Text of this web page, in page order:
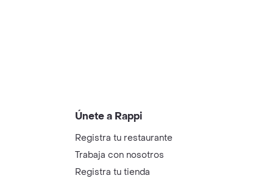
Únete a Rappi
Registra tu restaurante
Trabaja con nosotros
Registra tu tienda